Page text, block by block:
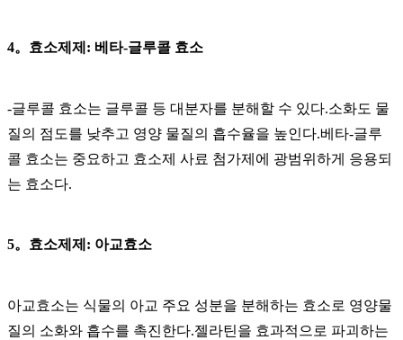
4。효소제제: 베타-글루콜 효소
-글루콜 효소는 글루콜 등 대분자를 분해할 수 있다.소화도 물
질의 점도를 낮추고 영양 물질의 흡수율을 높인다.베타-글루
콜 효소는 중요하고 효소제 사료 첨가제에 광범위하게 응용되
는 효소다.
5。효소제제: 아교효소
아교효소는 식물의 아교 주요 성분을 분해하는 효소로 영양물
질의 소화와 흡수를 촉진한다.젤라틴을 효과적으로 파괴하는